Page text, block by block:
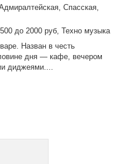
Спасская,
до 2000 руб, Техно музыка
Назван в честь
дня — кафе, вечером
диджеями....